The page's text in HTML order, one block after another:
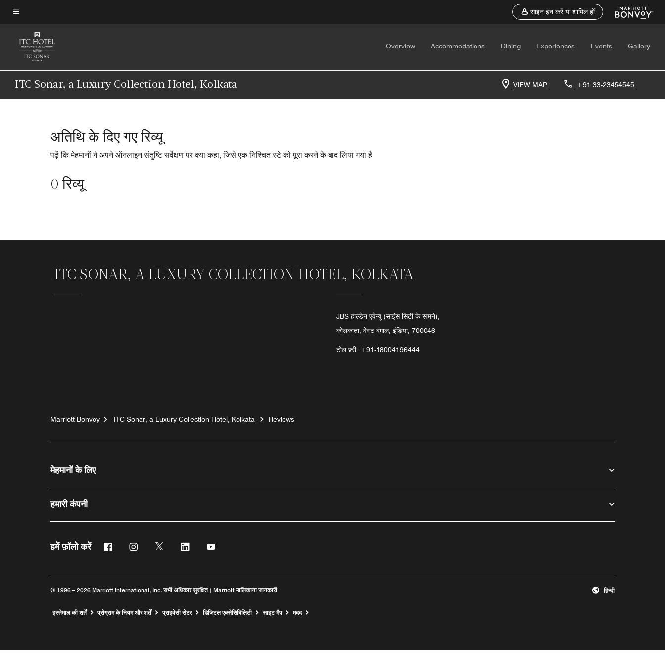
Skip
to
content
मेन्यू टेक्स्ट
साइन इन करें या शामिल हों
Overview Accommodations Dining Experiences Events Gallery
ITC Sonar, a Luxury Collection Hotel, Kolkata VIEW MAP +91 33-23454545
अतिथि के दिए गए रिव्यू
पढ़ें कि मेहमानों ने अपने ऑनलाइन संतुष्टि सर्वेक्षण पर क्या कहा, जिसे एक निश्चित स्टे को पूरा करने के बाद लिया गया है
0 रिव्यू
ITC SONAR, A LUXURY COLLECTION HOTEL, KOLKATA
JBS हाल्डेन एवेन्यू (साइंस सिटी के सामने),
कोलकाता, वेस्ट बंगाल, इंडिया, 700046
टोल फ़्री: +91-18004196444
Marriott Bonvoy ITC Sonar, a Luxury Collection Hotel, Kolkata Reviews
मेहमानों के लिए
हमारी कंपनी
हमें फ़ॉलो करें फेसबुक इंस्टाग्राम ट्विटर लिंक्डिन
© 1996 – 2026 Marriott International, Inc. सभी अधिकार सुरक्षित। Marriott मालिकाना जानकारी हिन्दी
इस्तेमाल की शर्तें प्रोग्राम के नियम और शर्तें प्राइवेसी सेंटर डिजिटल एक्सेसिबिलिटी साइट मैप मदद